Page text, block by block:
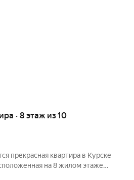
· 8 этаж из 10
прекрасная квартира в Курске
на 8 жилом этаже